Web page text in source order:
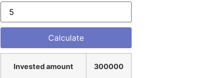
Invested amount 300000